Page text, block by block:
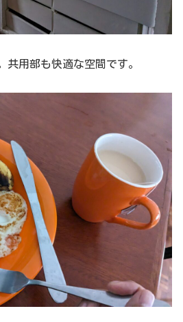
共用部も快適な空間です。